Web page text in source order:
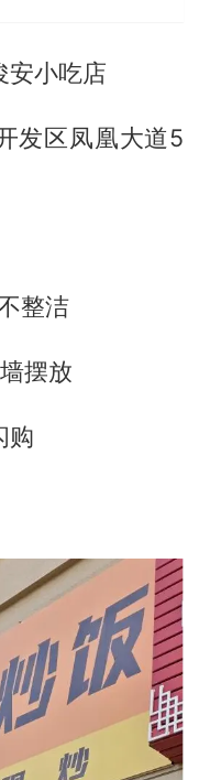
安小吃店
发区凤凰大道5
整洁
摆放
购